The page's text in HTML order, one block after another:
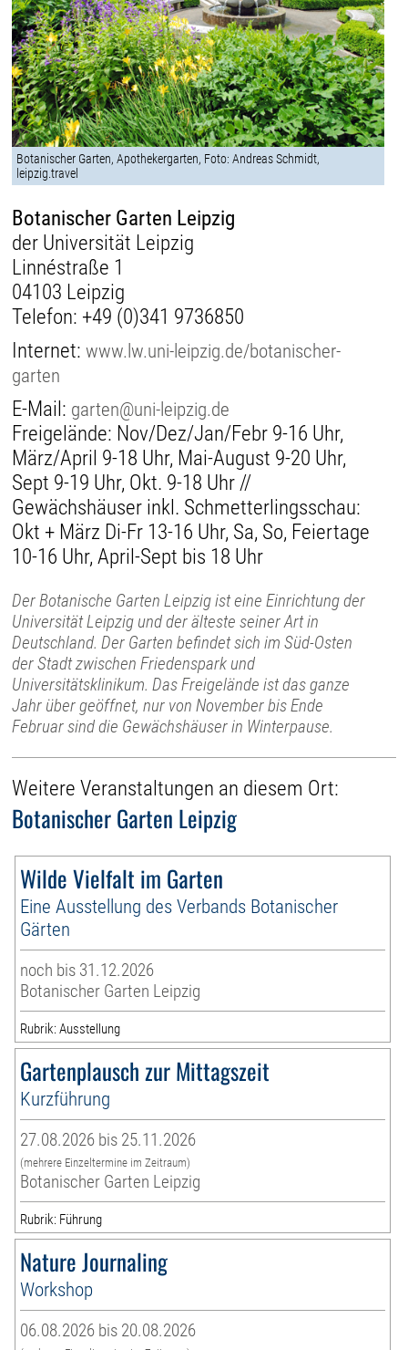
Botanischer Garten, Apothekergarten, Foto: Andreas Schmidt,
leipzig.travel
Botanischer Garten Leipzig
der Universität Leipzig
Linnéstraße 1
04103 Leipzig
Telefon: +49 (0)341 9736850
Internet:www.lw.uni-leipzig.de/botanischer-
garten
E-Mail: garten@uni-leipzig.de
Freigelände: Nov/Dez/Jan/Febr 9-16 Uhr,
März/April 9-18 Uhr, Mai-August 9-20 Uhr,
Sept 9-19 Uhr, Okt. 9-18 Uhr //
Gewächshäuser inkl. Schmetterlingsschau:
Okt + März Di-Fr 13-16 Uhr, Sa, So, Feiertage
10-16 Uhr, April-Sept bis 18 Uhr
Der Botanische Garten Leipzig ist eine Einrichtung der
Universität Leipzig und der älteste seiner Art in
Deutschland. Der Garten befindet sich im Süd-Osten
der Stadt zwischen Friedenspark und
Universitätsklinikum. Das Freigelände ist das ganze
Jahr über geöffnet, nur von November bis Ende
Februar sind die Gewächshäuser in Winterpause.
Weitere Veranstaltungen an diesem Ort:
Botanischer Garten Leipzig
Wilde Vielfalt im Garten
Eine Ausstellung des Verbands Botanischer
Gärten
noch bis 31.12.2026
Botanischer Garten Leipzig
Rubrik: Ausstellung
Gartenplausch zur Mittagszeit
Kurzführung
27.08.2026 bis 25.11.2026
(mehrere Einzeltermine im Zeitraum)
Botanischer Garten Leipzig
Rubrik: Führung
Nature Journaling
Workshop
06.08.2026 bis 20.08.2026